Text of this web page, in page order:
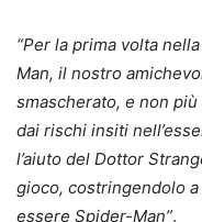
“Per la prima volta
Man, il nostro
smascherato, e non
dai rischi insiti
l’aiuto del Dottor
gioco, costringendolo
essere Spider-Man”.